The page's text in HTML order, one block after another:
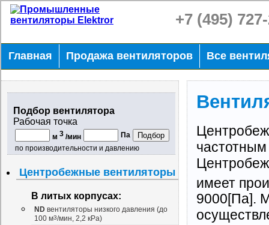
+7 (495)
Главная Продажа вентиляторов Все
имеет
9000[Па].
Подбор вентилятора
Рабочая точка
м 3 /мин
Па
по производительности и давлению
Центробежные вентиляторы
В литых корпусах:
ND вентиляторы низкого давления (до
100 м3/мин, 2,2 кРа)